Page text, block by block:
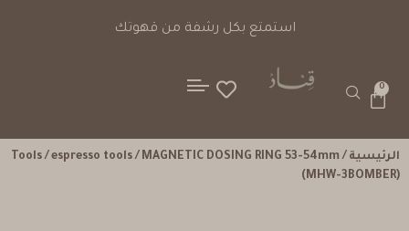
استمتع بكل رشفة من قهوتك
0
الرئيسية /
Tools/ espresso tools/ MAGNETIC DOSING RING 53-54mm
(MHW-3BOMBER)